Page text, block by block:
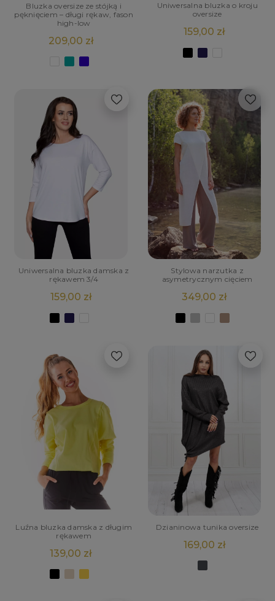
Bluzka oversize ze stójką i
pęknięciem – długi rękaw, fason
high-low
209,00 zł
Uniwersalna bluzka o kroju
oversize
159,00 zł
Uniwersalna bluzka damska z
rękawem 3/4
159,00 zł
Stylowa narzutka z
asymetrycznym cięciem
349,00 zł
Luźna bluzka damska z długim
rękawem
139,00 zł
Dzianinowa tunika oversize
169,00 zł